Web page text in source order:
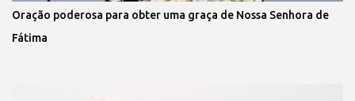
Oração poderosa para obter uma graça de Nossa Senhora de
Fátima